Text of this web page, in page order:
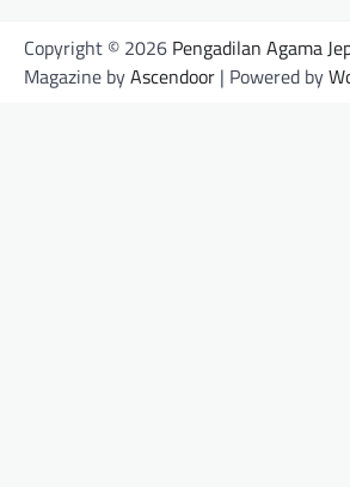
Copyright © 2026 Pengadilan Agama
Magazine byAscendoor | Powered by